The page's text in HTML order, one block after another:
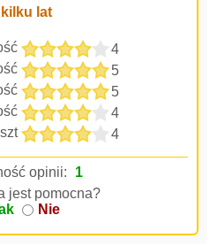
kilku lat
4
5
5
4
4
opinii:
1
jest pomocna?
Nie